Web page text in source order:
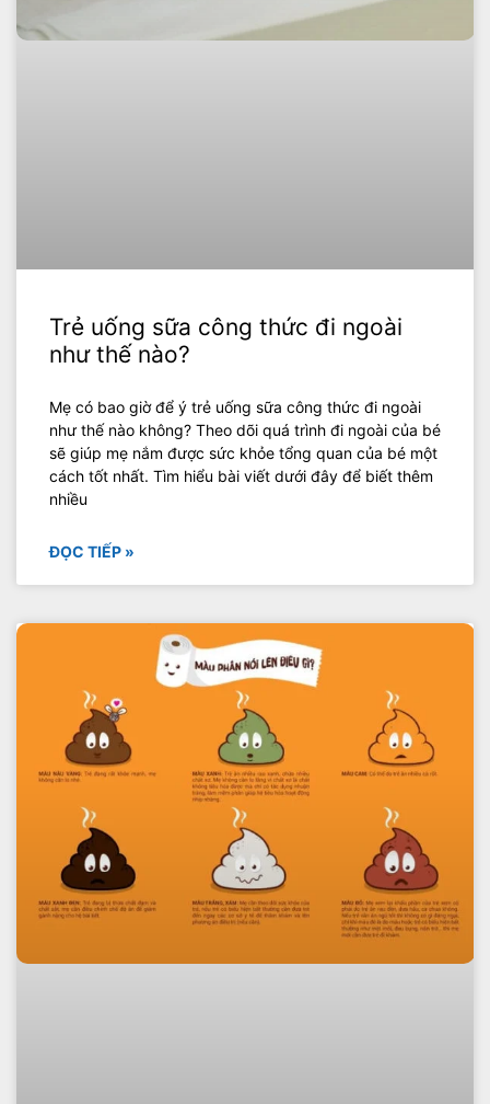
Trẻ uống sữa công thức đi ngoài
như thế nào?
Mẹ có bao giờ để ý trẻ uống sữa công thức đi ngoài
như thế nào không? Theo dõi quá trình đi ngoài của bé
sẽ giúp mẹ nắm được sức khỏe tổng quan của bé một
cách tốt nhất. Tìm hiểu bài viết dưới đây để biết thêm
nhiều
ĐỌC TIẾP »